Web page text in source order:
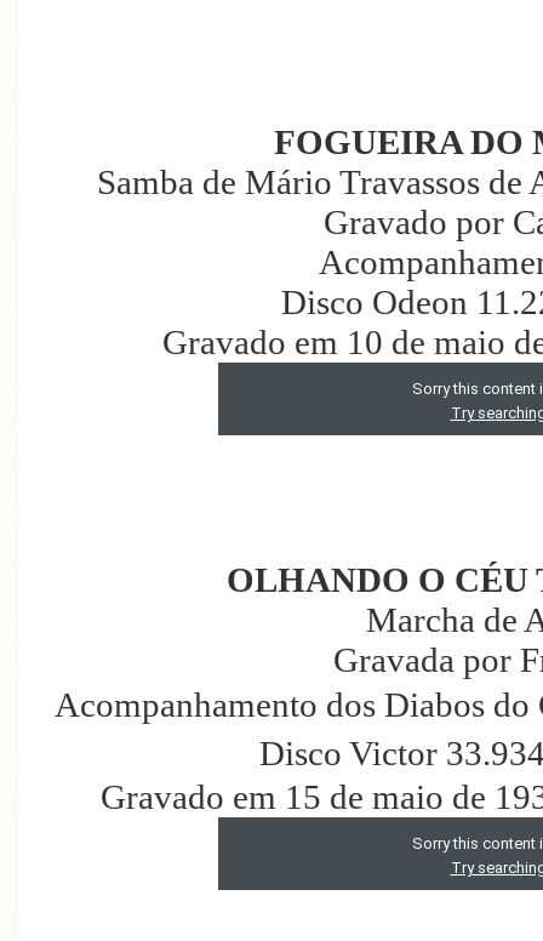
FOGUEIRA DO
Samba de Mário Travassos
Gravado por
Disco Odeon
Gravado em 10 de maio
OLHANDO O CÉU
Marcha de
Gravada por
Acompanhamento dos Diabos
Disco Victor
Gravado em 15 de maio de